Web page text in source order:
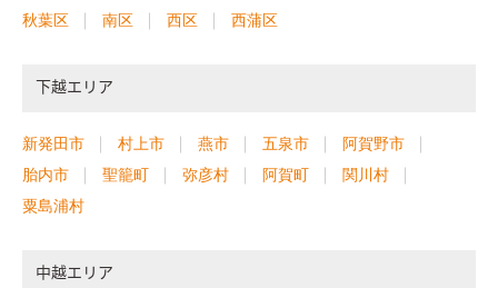
秋葉区
南区 西区 西蒲区
下越エリア
新発田市 村上市 燕市 五泉市
阿賀野市
胎内市
聖籠町 弥彦村 阿賀町
関川村
粟島浦村
中越エリア